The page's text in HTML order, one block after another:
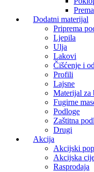
Dodatni materijal
Priprema
Ljepila
Ulja
Lakovi
Čišćenje i
Profili
Lajsne
Materijal za
Fugirne
Podloge
Zaštitna
Drugi
Akcija
Akcijski
Akcijska
Rasprodaja